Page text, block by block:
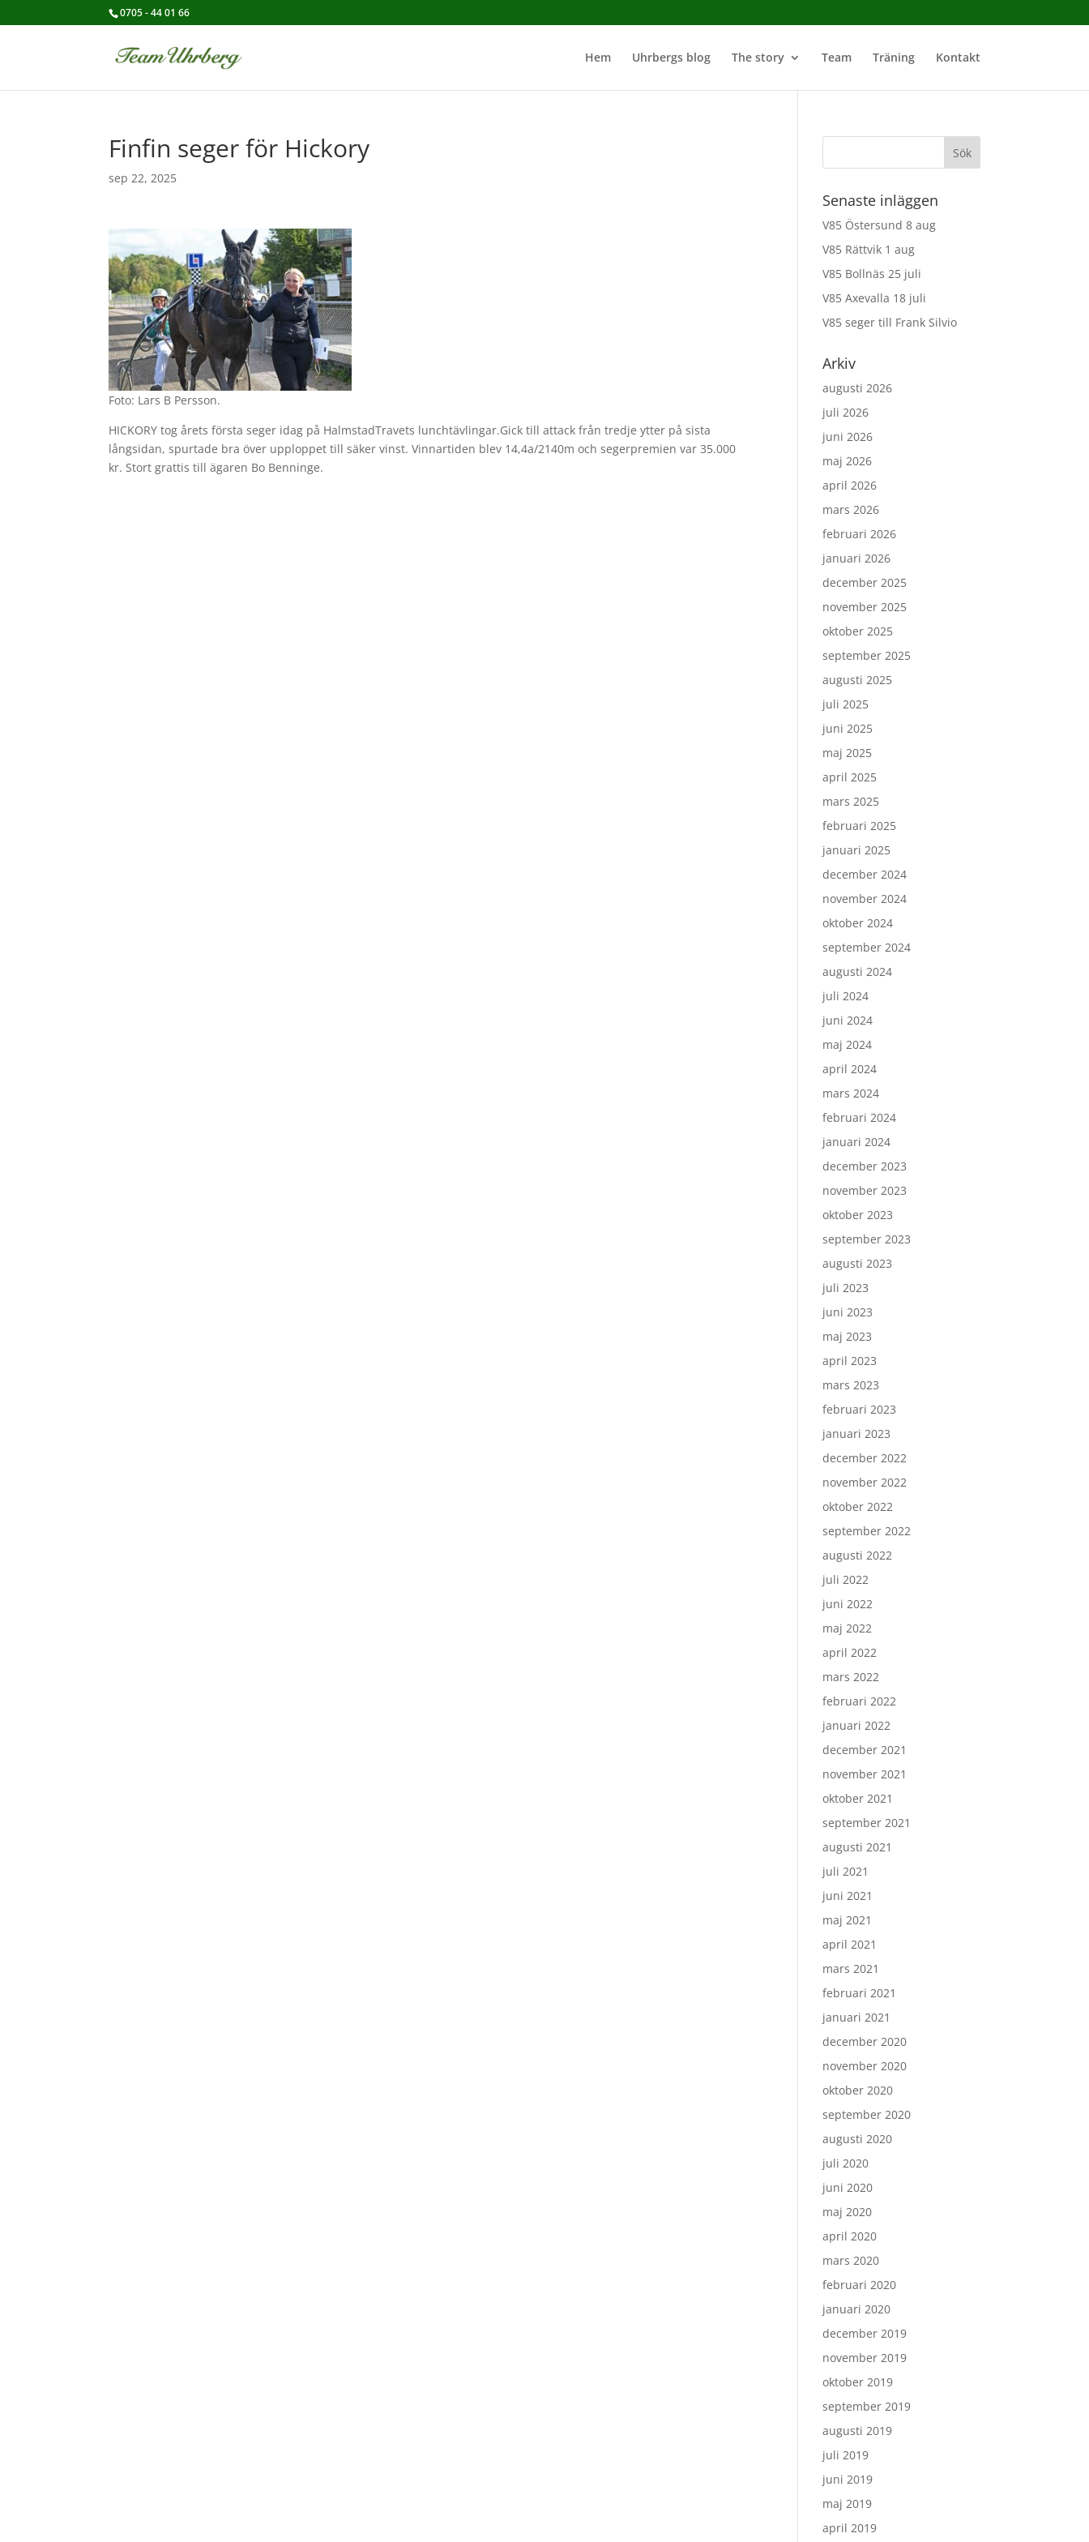
0705 - 44 01 66
Hem Uhrbergs blog The story Team Träning Kontakt
Finfin seger för Hickory
sep 22, 2025
Foto: Lars B Persson.
HICKORY tog årets första seger idag på HalmstadTravets lunchtävlingar.Gick till attack från tredje ytter på sista
långsidan, spurtade bra över upploppet till säker vinst. Vinnartiden blev 14,4a/2140m och segerpremien var 35.000
kr. Stort grattis till ägaren Bo Benninge.
Senaste inläggen
V85 Östersund 8 aug
V85 Rättvik 1 aug
V85 Bollnäs 25 juli
V85 Axevalla 18 juli
V85 seger till Frank Silvio
Arkiv
augusti 2026
juli 2026
juni 2026
maj 2026
april 2026
mars 2026
februari 2026
januari 2026
december 2025
november 2025
oktober 2025
september 2025
augusti 2025
juli 2025
juni 2025
maj 2025
april 2025
mars 2025
februari 2025
januari 2025
december 2024
november 2024
oktober 2024
september 2024
augusti 2024
juli 2024
juni 2024
maj 2024
april 2024
mars 2024
februari 2024
januari 2024
december 2023
november 2023
oktober 2023
september 2023
augusti 2023
juli 2023
juni 2023
maj 2023
april 2023
mars 2023
februari 2023
januari 2023
december 2022
november 2022
oktober 2022
september 2022
augusti 2022
juli 2022
juni 2022
maj 2022
april 2022
mars 2022
februari 2022
januari 2022
december 2021
november 2021
oktober 2021
september 2021
augusti 2021
juli 2021
juni 2021
maj 2021
april 2021
mars 2021
februari 2021
januari 2021
december 2020
november 2020
oktober 2020
september 2020
augusti 2020
juli 2020
juni 2020
maj 2020
april 2020
mars 2020
februari 2020
januari 2020
december 2019
november 2019
oktober 2019
september 2019
augusti 2019
juli 2019
juni 2019
maj 2019
april 2019